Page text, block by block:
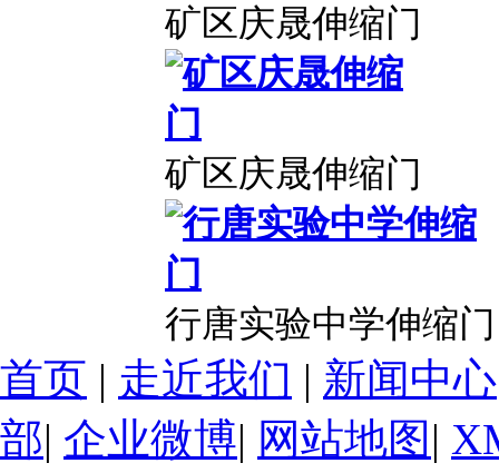
矿区庆晟伸缩门
矿区庆晟伸缩门
行唐实验中学伸缩门
首页 | 走近我们 | 新闻中心
部| 企业微博| 网站地图 |